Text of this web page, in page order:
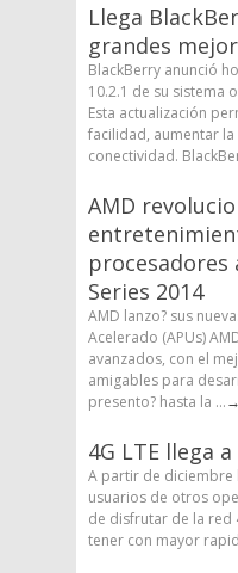
Llega
grandes
BlackBerry anunció
10.2.1 de su sistema
Esta actualización
facilidad, aumentar
conectividad.
AMD
procesadores
Series 2014
AMD lanzo? sus
Acelerado (APUs)
avanzados, con el
amigables para
presento? hasta la ...→
4G LTE llega
A partir de diciembre
usuarios de otros
de disfrutar de la red
tener con mayor